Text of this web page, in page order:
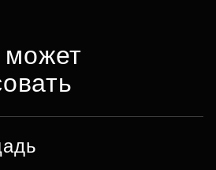
может